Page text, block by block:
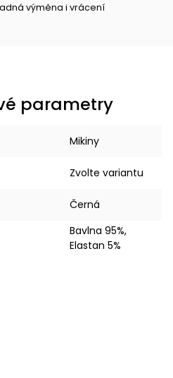
výměna i vrácení
parametry
Mikiny
Zvolte variantu
Černá
Bavlna 95%,
Elastan 5%